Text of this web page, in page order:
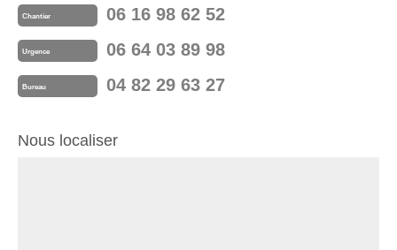
Chantier 06 16 98 62 52
Urgence 06 64 03 89 98
Bureau 04 82 29 63 27
Nous localiser